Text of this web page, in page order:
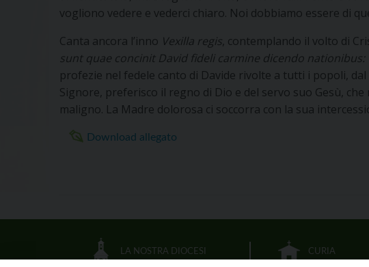
vogliono vedere e vederci chiaro. Noi dobbiamo essere di
Canta ancora l’inno Vexilla regis, contemplando il volto di
sunt quae concinit David fideli carmine dicendo nationibus:
profezie nel fedele canto di Davide rivolte a tutti i popoli,
Signore, preferisco il regno di Dio e del servo suo Gesù,
maligno. La Madre dolorosa ci soccorra con la sua
Download allegato
LA NOSTRA DIOCESI CURIA